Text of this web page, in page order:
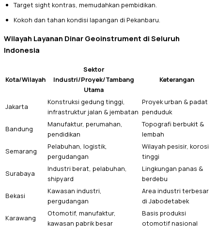
Target sight kontras, memudahkan pembidikan.
Kokoh dan tahan kondisi lapangan di Pekanbaru.
Wilayah Layanan Dinar Geoinstrument di Seluruh
Indonesia
Kota/Wilayah
Sektor
Industri/Proyek/Tambang
Utama
Keterangan
Jakarta
Konstruksi gedung tinggi,
infrastruktur jalan & jembatan
Proyek urban & padat
penduduk
Bandung
Manufaktur, perumahan,
pendidikan
Topografi berbukit &
lembah
Semarang
Pelabuhan, logistik,
pergudangan
Wilayah pesisir, korosi
tinggi
Surabaya
Industri berat, pelabuhan,
shipyard
Lingkungan panas &
berdebu
Bekasi
Kawasan industri,
pergudangan
Area industri terbesar
di Jabodetabek
Karawang
Otomotif, manufaktur,
kawasan pabrik besar
Basis produksi
otomotif nasional